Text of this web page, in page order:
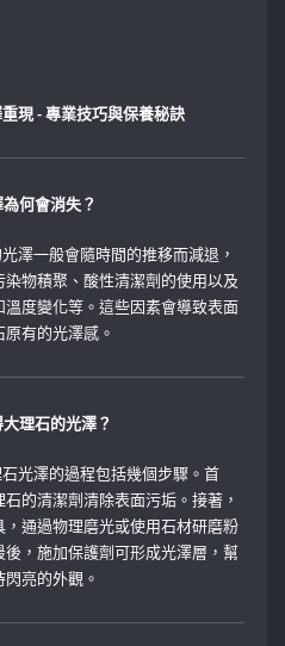
現 ‍- 專業技巧與保養秘訣
何會消失？
澤一般會隨時間的推移而減退，
染物積聚、酸性清潔劑的使用以及
度變化等。這些因素會導致表面
有的光澤感。
理石的光澤？
光澤的過程包括幾個步驟。首
的清潔劑清除表面污垢。接著，
通過物理磨光或使用石材研磨粉
，施加保護劑可形成光澤層，幫
亮的外觀。